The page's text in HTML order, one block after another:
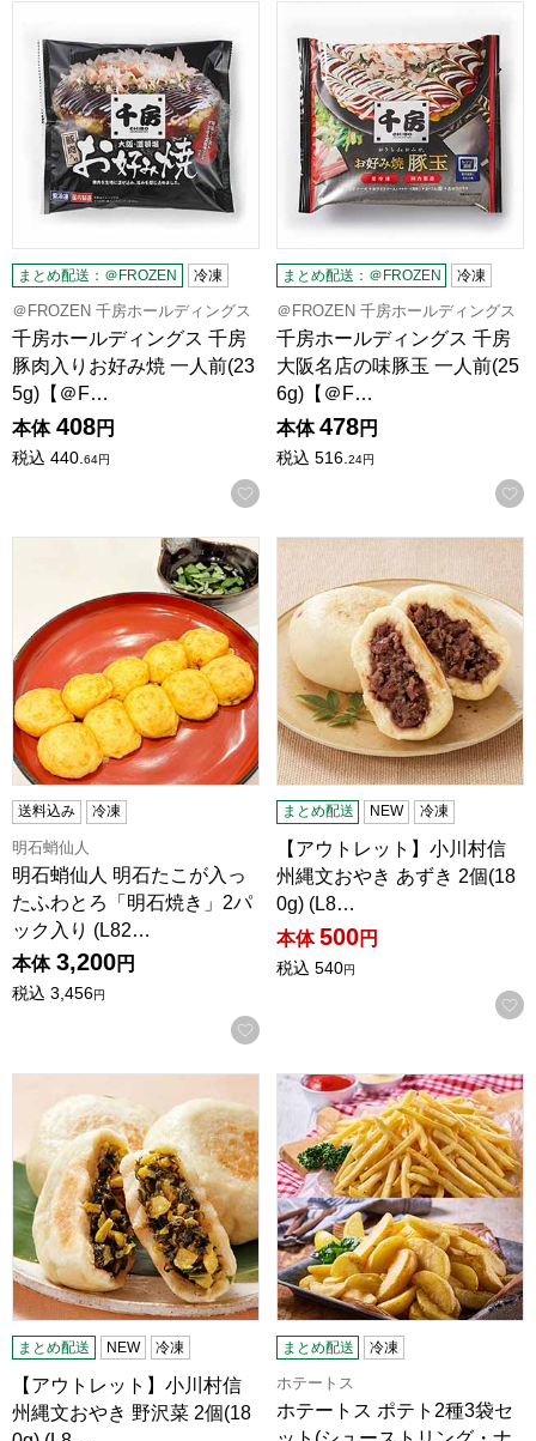
まとめ配送：＠FROZEN 冷凍
＠FROZEN 千房ホールディングス
千房ホールディングス 千房
豚肉入りお好み焼 一人前(23
5g)【＠F…
本体 408円
税込 440.64円
お気に入りに登録する
まとめ配送：＠FROZEN 冷凍
＠FROZEN 千房ホールディングス
千房ホールディングス 千房
大阪名店の味豚玉 一人前(25
6g)【＠F…
本体 478円
税込 516. 24円
明石蛸仙人 明石たこが入ったふわとろ「明石焼き」2パッ
送料込み 冷凍
明石蛸仙人
明石蛸仙人 明石たこが入っ
たふわとろ「明石焼き」2パ
ック入り (L82…
本体 3,200円
税込 3,456円
お気に入りに登録する
【アウトレット】小川村信
まとめ配送 NEW 冷凍
【アウトレット】小川村信
州縄文おやき あずき 2個(18
0g) (L8…
本体 500円
税込 540円
【アウトレット】小川村信州縄文おやき 野沢菜 2個(180g)
まとめ配送 NEW 冷凍
【アウトレット】小川村信
州縄文おやき 野沢菜 2個(18
ホテートス ポテト2種3袋セ
まとめ配送 冷凍
ホテートス
ホテートス ポテト2種3袋セ